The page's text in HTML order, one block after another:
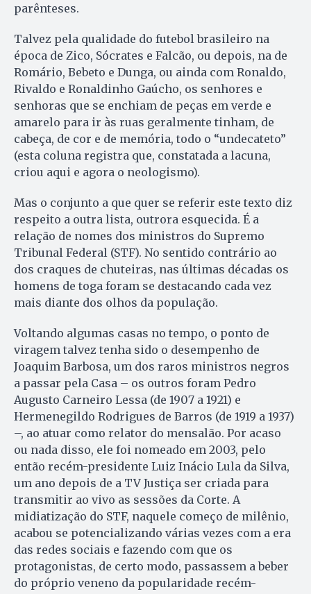
parênteses.
Talvez pela qualidade do futebol brasileiro na
época de Zico, Sócrates e Falcão, ou depois, na de
Romário, Bebeto e Dunga, ou ainda com Ronaldo,
Rivaldo e Ronaldinho Gaúcho, os senhores e
senhoras que se enchiam de peças em verde e
amarelo para ir às ruas geralmente tinham, de
cabeça, de cor e de memória, todo o “undecateto”
(esta coluna registra que, constatada a lacuna,
criou aqui e agora o neologismo).
Mas o conjunto a que quer se referir este texto diz
respeito a outra lista, outrora esquecida. É a
relação de nomes dos ministros do Supremo
Tribunal Federal (STF). No sentido contrário ao
dos craques de chuteiras, nas últimas décadas os
homens de toga foram se destacando cada vez
mais diante dos olhos da população.
Voltando algumas casas no tempo, o ponto de
viragem talvez tenha sido o desempenho de
Joaquim Barbosa, um dos raros ministros negros
a passar pela Casa – os outros foram Pedro
Augusto Carneiro Lessa (de 1907 a 1921) e
Hermenegildo Rodrigues de Barros (de 1919 a 1937)
–, ao atuar como relator do mensalão. Por acaso
ou nada disso, ele foi nomeado em 2003, pelo
então recém-presidente Luiz Inácio Lula da Silva,
um ano depois de a TV Justiça ser criada para
transmitir ao vivo as sessões da Corte. A
midiatização do STF, naquele começo de milênio,
acabou se potencializando várias vezes com a era
das redes sociais e fazendo com que os
protagonistas, de certo modo, passassem a beber
do próprio veneno da popularidade recém-